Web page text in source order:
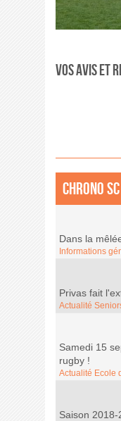
Vos avis et
Chrono
Dans la
Informations
Privas fait
Actualité
Samedi 15
rugby !
Actualité Ecole
Saison